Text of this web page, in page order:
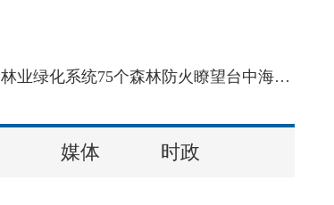
来源：爱济南新闻客户端海拔800余米的跑马岭瞭望台，是济南南部山区森林防火的“千里眼”，也是全市园林和林业绿化系统75个森林防火瞭望台中海拔最高的一处。这里山高风烈，狂风常年绕着小楼呼啸，冬夜最低气温可跌至零下24摄氏度，泼水落地即刻凝成冰碴。济南市国有柳埠林场跑马岭林区护林人王守焕，在这里一守就是27年。
媒体 时政